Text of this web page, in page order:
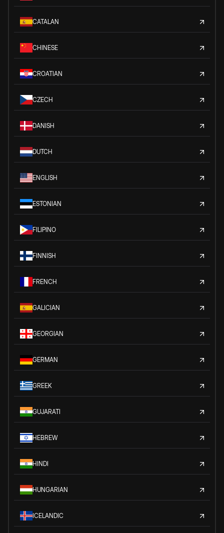
CATALAN
CHINESE
CROATIAN
CZECH
DANISH
DUTCH
ENGLISH
ESTONIAN
FILIPINO
FINNISH
FRENCH
GALICIAN
GEORGIAN
GERMAN
GREEK
GUJARATI
HEBREW
HINDI
HUNGARIAN
ICELANDIC